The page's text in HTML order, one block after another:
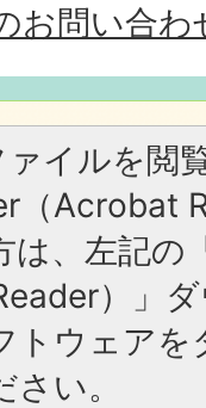
お問い合わ
ァイルを閲
（Acrobat
は、左記の
）」
トウェア
い。